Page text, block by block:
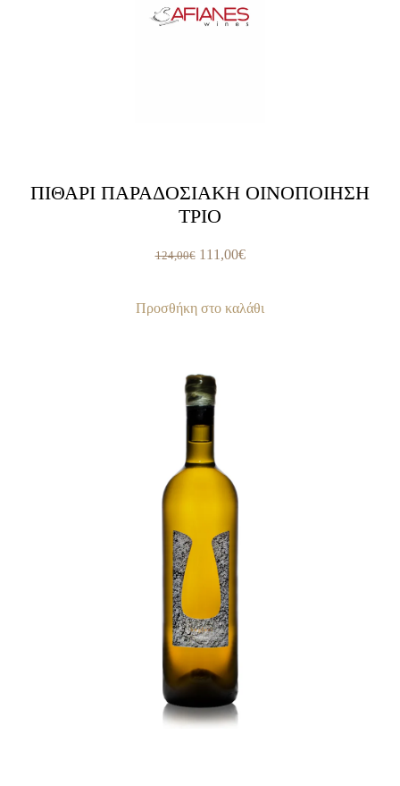
ΠΙΘΑΡΙ ΠΑΡΑΔΟΣΙΑΚΗ ΟΙΝΟΠΟΙΗΣΗ
ΤΡΙΟ
124,00€ Original
was:
111,00€Η
τιμή
Προσθήκη στο καλάθι